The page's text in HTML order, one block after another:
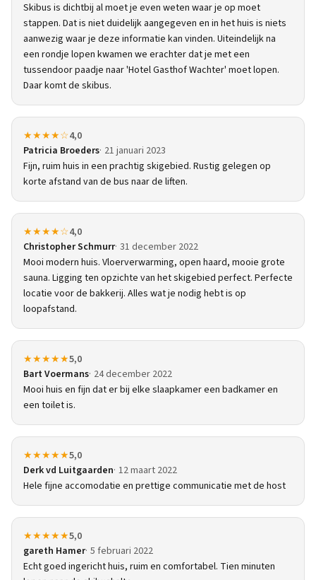
Skibus is dichtbij al moet je even weten waar je op moet
stappen. Dat is niet duidelijk aangegeven en in het huis is niets
aanwezig waar je deze informatie kan vinden. Uiteindelijk na
een rondje lopen kwamen we erachter dat je met een
tussendoor paadje naar 'Hotel Gasthof Wachter' moet lopen.
Daar komt de skibus.
★★★★☆4,0
Patricia Broeders 21 januari 2023
Fijn, ruim huis in een prachtig skigebied. Rustig gelegen op
korte afstand van de bus naar de liften.
★★★★☆4,0
Christopher Schmurr 31 december 2022
Mooi modern huis. Vloerverwarming, open haard, mooie grote
sauna. Ligging ten opzichte van het skigebied perfect. Perfecte
locatie voor de bakkerij. Alles wat je nodig hebt is op
loopafstand.
★★★★★5,0
Bart Voermans 24 december 2022
Mooi huis en fijn dat er bij elke slaapkamer een badkamer en
een toilet is.
★★★★★5,0
Derk vd Luitgaarden 12 maart 2022
Hele fijne accomodatie en prettige communicatie met de host
★★★★★5,0
gareth Hamer 5 februari 2022
Echt goed ingericht huis, ruim en comfortabel. Tien minuten